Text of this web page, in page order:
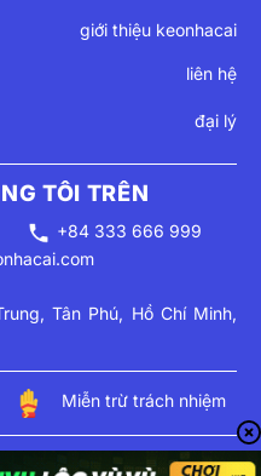
giới thiệu keonhacai
liên hệ
đại lý
TÔI TRÊN
+84 333 666 999
Tân Phú, Hồ Chí Minh,
về uniticket.com.ng
Miễn trừ trách nhiệm